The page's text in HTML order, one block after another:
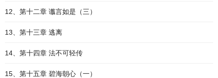
12、第十二章 谶言如是（三）
13、第十三章 逃离
14、第十四章 法不可轻传
15、第十五章 碧海朝心（一）